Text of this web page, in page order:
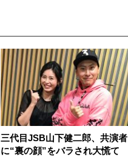
三代目JSB山下健二郎、共演者
に“裏の顔”をバラされ大慌て